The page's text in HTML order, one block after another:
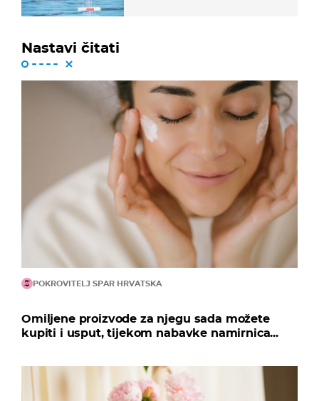
Nastavi čitati
POKROVITELJ SPAR HRVATSKA
Omiljene proizvode za njegu sada možete
kupiti i usput, tijekom nabavke namirnica...